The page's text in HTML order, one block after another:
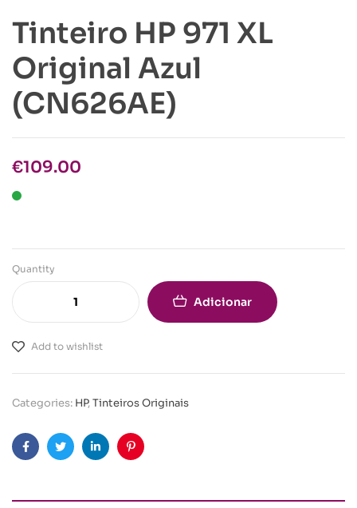
Tinteiro HP 971 XL
Original Azul
(CN626AE)
€109.00
Quantity
Adicionar
Add to wishlist
Categories: HP,Tinteiros Originais
FacebookTwitterLinkedinPinterest